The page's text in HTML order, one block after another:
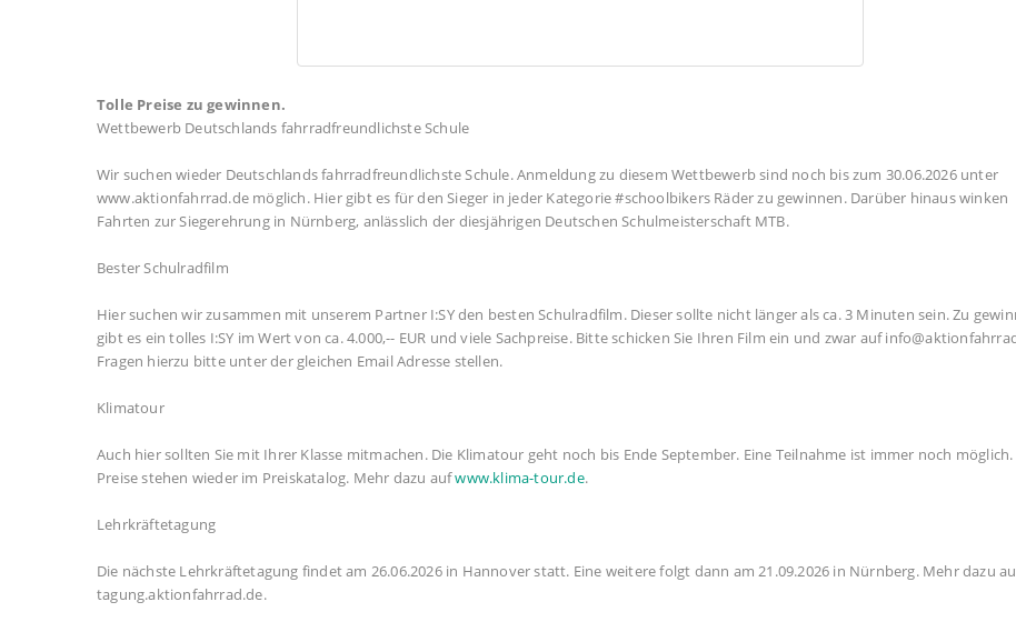
Tolle Preise zu gewinnen.
Wettbewerb Deutschlands fahrradfreundlichste Schule
Wir suchen wieder Deutschlands fahrradfreundlichste Schule. Anmeldung zu diesem Wettbewerb sind noch bis zum 30.06.2026 unter
www.aktionfahrrad.de möglich. Hier gibt es für den Sieger in jeder Kategorie #schoolbikers Räder zu gewinnen. Darüber hinaus winken
Fahrten zur Siegerehrung in Nürnberg, anlässlich der diesjährigen Deutschen Schulmeisterschaft MTB.
Bester Schulradfilm
Hier suchen wir zusammen mit unserem Partner I:SY den besten Schulradfilm. Dieser sollte nicht länger als ca. 3 Minuten sein. Zu
gibt es ein tolles I:SY im Wert von ca. 4.000,-- EUR und viele Sachpreise. Bitte schicken Sie Ihren Film ein und zwar auf
Fragen hierzu bitte unter der gleichen Email Adresse stellen.
Klimatour
Auch hier sollten Sie mit Ihrer Klasse mitmachen. Die Klimatour geht noch bis Ende September. Eine Teilnahme ist immer noch möglich.
Preise stehen wieder im Preiskatalog. Mehr dazu aufwww.klima-tour.de.
Lehrkräftetagung
Die nächste Lehrkräftetagung findet am 26.06.2026 in Hannover statt. Eine weitere folgt dann am 21.09.2026 in Nürnberg. Mehr dazu
tagung.aktionfahrrad.de.